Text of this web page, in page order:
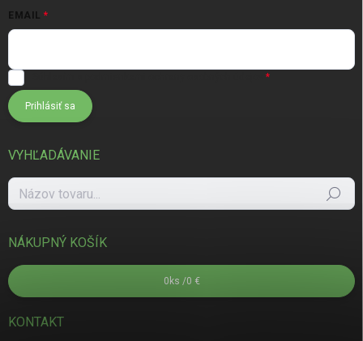
EMAIL
Prihlásiť sa
VYHĽADÁVANIE
Hľadať
NÁKUPNÝ KOŠÍK
0 ks /0 €
KONTAKT